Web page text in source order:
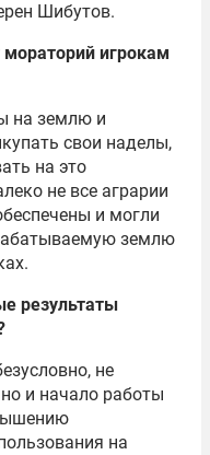
Шибутов.
игрокам
на землю и
свои наделы,
на это
не все аграрии
и могли
землю
результаты
не
и начало работы
на